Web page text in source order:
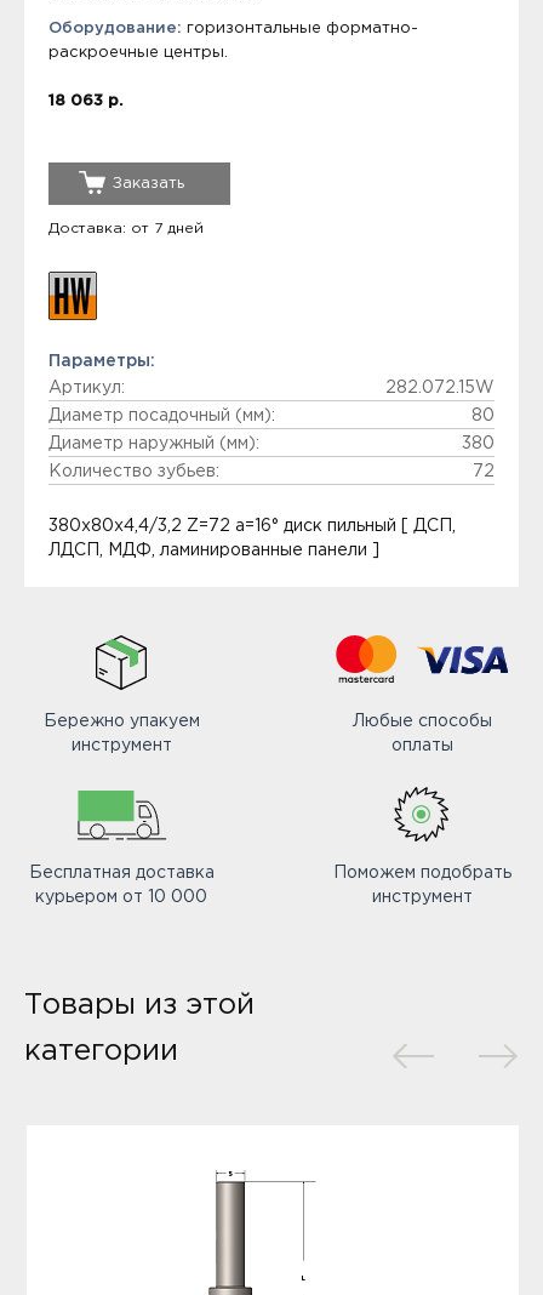
Оборудование: горизонтальные форматно-
раскроечные центры.
18 063 р.
Заказать
Доставка: от 7 дней
Параметры:
Артикул:
282.072.15W
Диаметр посадочный (мм):
80
Диаметр наружный (мм):
380
Количество зубьев:
72
380x80x4,4/3,2 Z=72 a=16° диск пильный [ ДСП,
ЛДСП, МДФ, ламинированные панели ]
Бережно упакуем
инструмент
Любые способы
оплаты
Бесплатная доставка
курьером от 10 000
Поможем подобрать
инструмент
Товары из этой
категории